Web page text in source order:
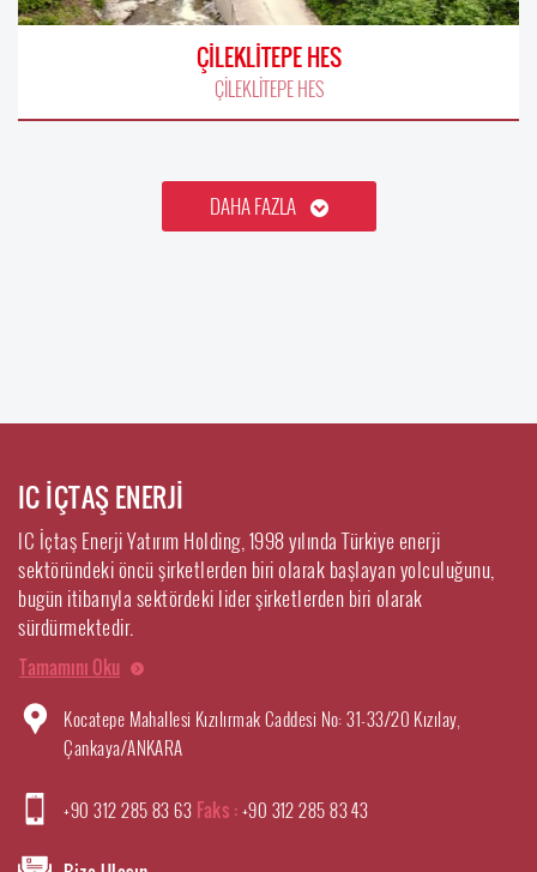
ÇİLEKLİTEPE HES
ÇİLEKLİTEPE HES
DAHA FAZLA
IC İÇTAŞ ENERJİ
IC İçtaş Enerji Yatırım Holding, 1998 yılında Türkiye enerji
sektöründeki öncü şirketlerden biri olarak başlayan yolculuğunu,
bugün itibarıyla sektördeki lider şirketlerden biri olarak
sürdürmektedir.
Tamamını Oku
Kocatepe Mahallesi Kızılırmak Caddesi No: 31-33/20 Kızılay,
Çankaya/ANKARA
+90 312 285 83 63 Faks :+90 312 285 83 43